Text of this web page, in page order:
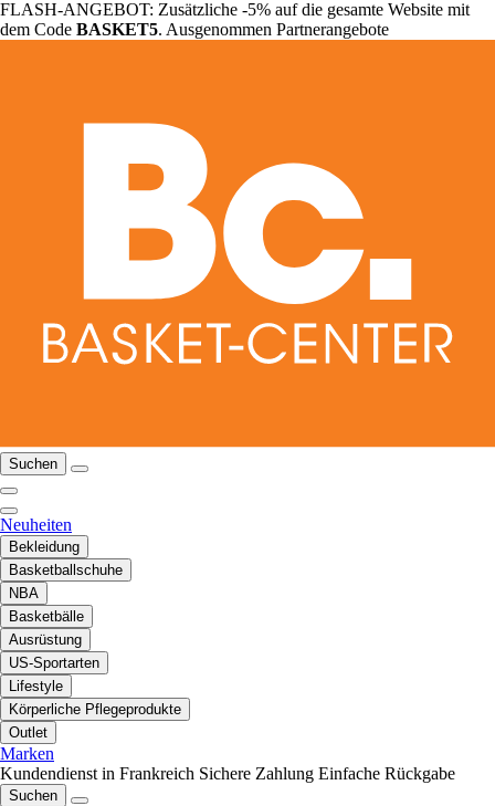
FLASH-ANGEBOT: Zusätzliche -5% auf die gesamte Website mit
dem Code BASKET5. Ausgenommen Partnerangebote
Suchen
Neuheiten
Bekleidung
Basketballschuhe
NBA
Basketbälle
Ausrüstung
US-Sportarten
Lifestyle
Körperliche Pflegeprodukte
Outlet
Marken
Kundendienst in Frankreich Sichere Zahlung Einfache Rückgabe
Suchen